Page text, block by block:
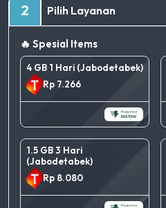
2 Pilih Layanan
🔥 Spesial Items
4 GB 1 Hari (Jabodetabek)
Rp 7.266
1.5 GB 3 Hari
(Jabodetabek)
Rp 8.080